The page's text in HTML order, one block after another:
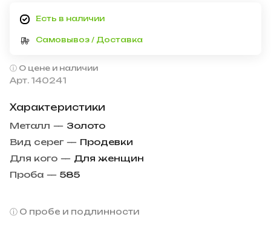
Арт. 140241
Характеристики
Металл — Золото
Вид серег — Продевки
Для кого — Для женщин
Проба — 585
О пробе и подлинности
Есть в наличии
Самовывоз / Доставка
О цене и наличии